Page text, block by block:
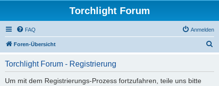
Torchlight Forum
FAQ Anmelden
Foren-Übersicht
Torchlight Forum - Registrierung
Um mit dem Registrierungs-Prozess fortzufahren, teile uns bitte